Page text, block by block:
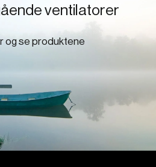
ventilatorer
og se produktene